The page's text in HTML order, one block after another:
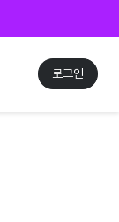
로그인